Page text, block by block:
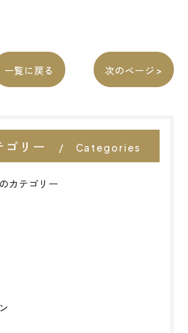
一覧に戻る 次のページ >
ゴリー Categories
カテゴリー